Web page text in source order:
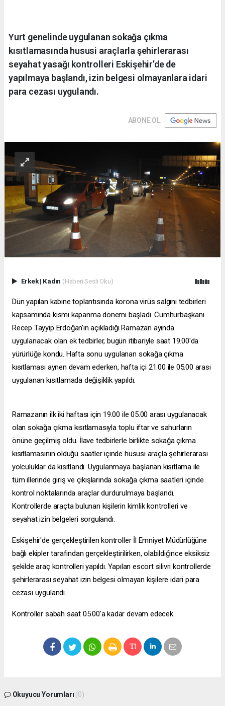
Yurt genelinde uygulanan sokağa çıkma
kısıtlamasında hususi araçlarla şehirlerarası
seyahat yasağı kontrolleri Eskişehir’de de
yapılmaya başlandı, izin belgesi olmayanlara idari
para cezası uygulandı.
ABONE OL
Erkek| Kadın (Haberi Sesli Oku)
Dün yapılan kabine toplantısında korona virüs salgını tedbirleri
kapsamında kısmi kapanma dönemi başladı. Cumhurbaşkanı
Recep Tayyip Erdoğan'ın açıkladığı Ramazan ayında
uygulanacak olan ek tedbirler, bugün itibariyle saat 19.00'da
yürürlüğe kondu. Hafta sonu uygulanan sokağa çıkma
kısıtlaması aynen devam ederken, hafta içi 21.00 ile 05.00 arası
uygulanan kısıtlamada değişiklik yapıldı.
Ramazanın ilk iki haftası için 19.00 ile 05.00 arası uygulanacak
olan sokağa çıkma kısıtlamasıyla toplu iftar ve sahurların
önüne geçilmiş oldu. İlave tedbirlerle birlikte sokağa çıkma
kısıtlamasının olduğu saatler içinde hususi araçla şehirlerarası
yolculuklar da kısıtlandı. Uygulanmaya başlanan kısıtlama ile
tüm illerinde giriş ve çıkışlarında sokağa çıkma saatleri içinde
kontrol noktalarında araçlar durdurulmaya başlandı.
Kontrollerde araçta bulunan kişilerin kimlik kontrolleri ve
seyahat izin belgeleri sorgulandı.
Eskişehir'de gerçekleştirilen kontroller İl Emniyet Müdürlüğüne
bağlı ekipler tarafından gerçekleştirilirken, olabildiğince eksiksiz
şekilde araç kontrolleri yapıldı. Yapılan escort silivri kontrollerde
şehirlerarası seyahat izin belgesi olmayan kişilere idari para
cezası uygulandı.
Kontroller sabah saat 05.00'a kadar devam edecek.
Okuyucu Yorumları (0)